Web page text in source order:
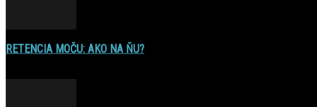
RETENCIA MOČU: AKO NA ŇU?